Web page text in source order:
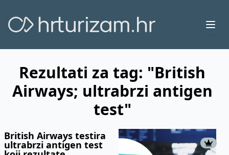
Rezultati za tag: "British
Airways; ultrabrzi antigen
test"
British Airways testira
ultrabrzi antigen test